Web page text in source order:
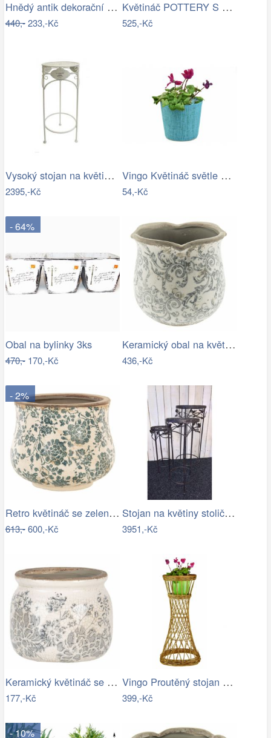
Hnědý antik dekorační stolek na květiny…
440,-233,-Kč
Květináč POTTERY S House Doctor -…
525,-Kč
Vysoký stojan na květiny provence - SD
2395,-Kč
Vingo Květináč světle modrý s…
54,-Kč
- 64%
Obal na bylinky 3ks
470,-170,-Kč
Keramický obal na květináč s ornamenty …
436,-Kč
- 2%
Retro květináč se zelenými květy Tien…
613,-600,-Kč
Stojan na květiny stolička - IS
3951,-Kč
Keramický květináč se šedými květy…
177,-Kč
Vingo Proutěný stojan na květiny…
399,-Kč
- 10%